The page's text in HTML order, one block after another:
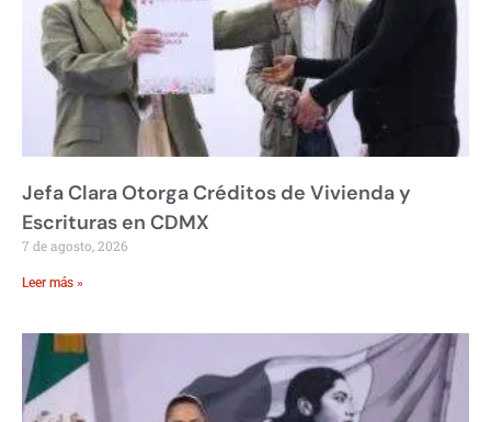
Jefa Clara Otorga Créditos de Vivienda y
Escrituras en CDMX
7 de agosto, 2026
Leer más »